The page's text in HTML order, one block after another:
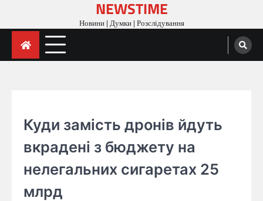
content
NEWSTIME
Новини | Думки | Розслідування
Куди замість дронів йдуть
вкрадені з бюджету на
нелегальних сигаретах 25
млрд